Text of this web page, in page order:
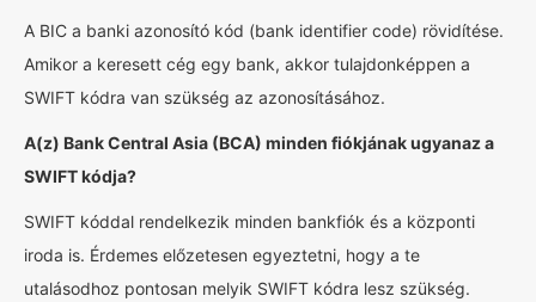
A BIC a banki azonosító kód (bank identifier code) rövidítése.
Amikor a keresett cég egy bank, akkor tulajdonképpen a
SWIFT kódra van szükség az azonosításához.
A(z) Bank Central Asia (BCA) minden fiókjának ugyanaz a
SWIFT kódja?
SWIFT kóddal rendelkezik minden bankfiók és a központi
iroda is. Érdemes előzetesen egyeztetni, hogy a te
utalásodhoz pontosan melyik SWIFT kódra lesz szükség.